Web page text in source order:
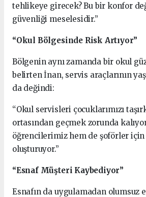
tehlikeye girecek? Bu bir konfor
güvenliği meselesidir.”
“Okul Bölgesinde Risk Artıyor”
Bölgenin aynı zamanda bir okul
belirten İnan, servis araçlarının
da değindi:
“Okul servisleri çocuklarımızı
ortasından geçmek zorunda
öğrencilerimiz hem de şoförler
oluşturuyor.”
“Esnaf Müşteri Kaybediyor”
Esnafın da uygulamadan olumsuz